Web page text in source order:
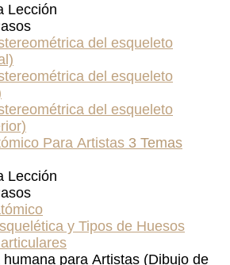
Lección
del esqueleto
del esqueleto
del esqueleto
Para Artistas 3 Temas
Lección
y Tipos de Huesos
para Artistas (Dibujo de